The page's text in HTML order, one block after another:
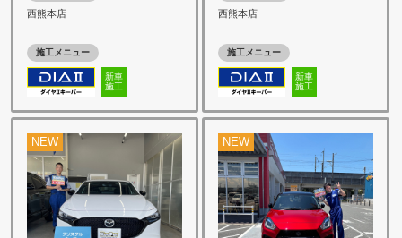
西熊本店
施工メニュー
新車
施工
西熊本店
施工メニュー
新車
施工
NEW NEW